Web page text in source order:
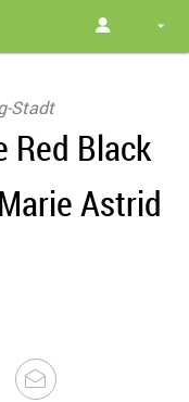
Stadt
Red Black
Astrid